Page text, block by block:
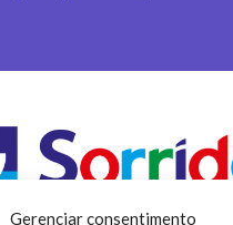
Gerenciar consentimento